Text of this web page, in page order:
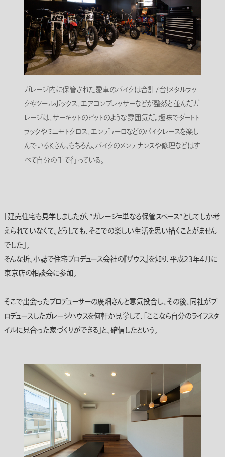
ガレージ内に保管された愛車のバイクは合計7台！メタルラッ
クやツールボックス、エアコンプレッサーなどが整然と並んだガ
レージは、サーキットのピットのような雰囲気だ。趣味でダートト
ラックやミニモトクロス、エンデューロなどのバイクレースを楽し
んでいるKさん。もちろん、バイクのメンテナンスや修理などはす
べて自分の手で行っている。
「建売住宅も見学しましたが、”ガレージ＝単なる保管スペース”としてしか考
えられていなくて。どうしても、そこでの楽しい生活を思い描くことがません
でした」。
そんな折、小誌で住宅プロデュース会社の『ザウス』を知り、平成23年4月に
東京店の相談会に参加。
そこで出会ったプロデューサーの廣畑さんと意気投合し、その後、同社がプ
ロデュースしたガレージハウスを何軒か見学して、「ここなら自分のライフスタ
イルに見合った家づくりができる」と、確信したという。